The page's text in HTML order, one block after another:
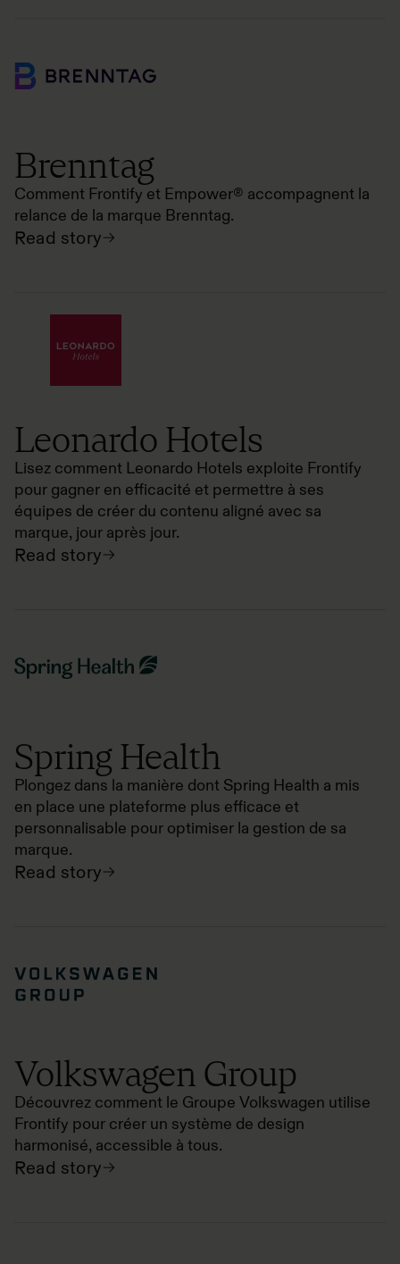
Brenntag
Comment Frontify et Empower® accompagnent la
relance de la marque Brenntag.
Read story
Leonardo Hotels
Lisez comment Leonardo Hotels exploite Frontify
pour gagner en efficacité et permettre à ses
équipes de créer du contenu aligné avec sa
marque, jour après jour.
Read story
Spring Health
Plongez dans la manière dont Spring Health a mis
en place une plateforme plus efficace et
personnalisable pour optimiser la gestion de sa
marque.
Read story
Volkswagen Group
Découvrez comment le Groupe Volkswagen utilise
Frontify pour créer un système de design
harmonisé, accessible à tous.
Read story